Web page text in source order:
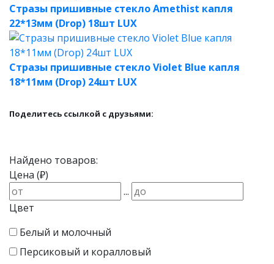
Стразы пришивные стекло Amethist капля
22*13мм (Drop) 18шт LUX
Стразы пришивные стекло Violet Blue капля
18*11мм (Drop) 24шт LUX
Поделитесь ссылкой с друзьями:
Найдено товаров:
Цена (₽)
...
Цвет
Белый и молочный
Персиковый и коралловый